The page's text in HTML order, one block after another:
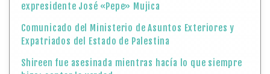
expresidente José «Pepe» Mujica
Comunicado del Ministerio de Asuntos Exteriores y
Expatriados del Estado de Palestina
Shireen fue asesinada mientras hacía lo que siempre